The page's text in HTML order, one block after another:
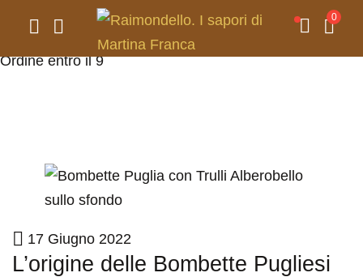
Attento alle tempistiche di Agosto: Per consegna entro il
10 -> Ordine entro il 4. Per consegna entro il 15 ->
Ordine entro il 9
0
17 Giugno 2022
L’origine delle Bombette Pugliesi